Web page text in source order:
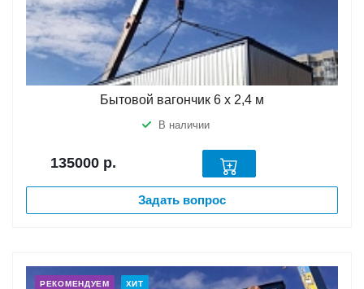
Бытовой вагончик 6 х 2,4 м
В наличии
135000 р.
Задать вопрос
РЕКОМЕНДУЕМ ХИТ